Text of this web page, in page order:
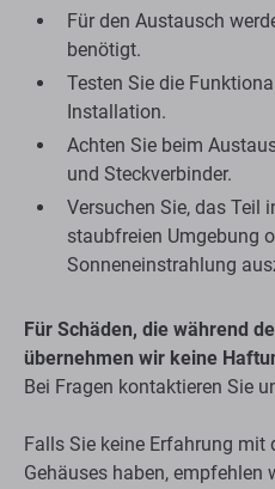
Für den Austausch
benötigt.
Testen Sie die
Installation.
Achten Sie beim
und Steckverbinder.
Versuchen Sie, das Teil
staubfreien Umgebung
Sonneneinstrahlung
Für Schäden, die während
übernehmen wir keine
Bei Fragen kontaktieren Sie
Falls Sie keine Erfahrung mit
Gehäuses haben, empfehlen